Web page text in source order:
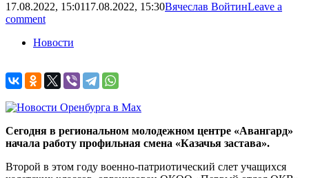
17.08.2022, 15:0117.08.2022, 15:30Вячеслав ВойтинLeave a
comment
Новости
Сегодня в региональном молодежном центре «Авангард»
начала работу профильная смена «Казачья застава».
Второй в этом году военно-патриотический слет учащихся